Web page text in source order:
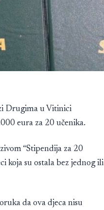
Drugima u Vitinici
eura za 20 učenika.
“Stipendija za 20
koja su ostala bez jednog ili
da ova djeca nisu